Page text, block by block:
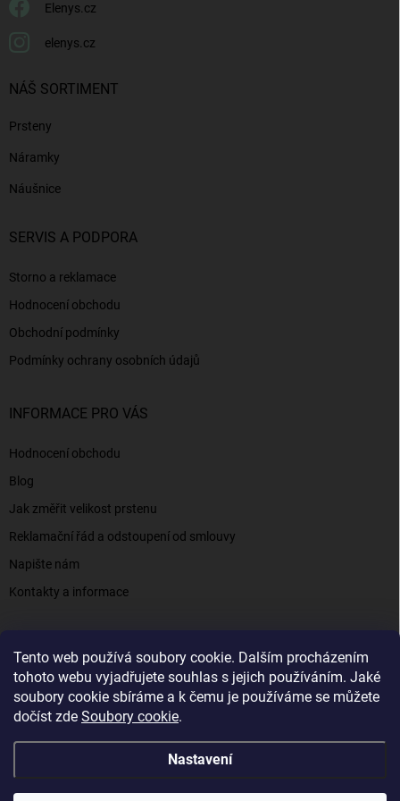
Tento web používá soubory cookie. Dalším procházením
tohoto webu vyjadřujete souhlas s jejich používáním. Jaké
soubory cookie sbíráme a k čemu je používáme se můžete
dočíst zde Soubory cookie.
Nastavení
Elenys.cz
elenys.cz
NÁŠ SORTIMENT
Prsteny
Náramky
Náušnice
SERVIS A PODPORA
Storno a reklamace
Hodnocení obchodu
Obchodní podmínky
Podmínky ochrany osobních údajů
INFORMACE PRO VÁS
Hodnocení obchodu
Blog
Jak změřit velikost prstenu
Reklamační řád a odstoupení od smlouvy
Napište nám
Kontakty a informace
Elenys.cz - šperky, kterým věříte už od roku 2016
Vytvořil Shoptet